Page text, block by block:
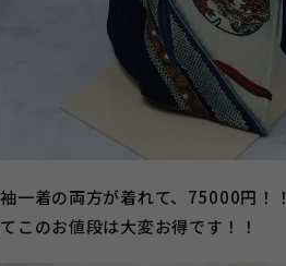
一着の両方が着れて、75000円！！
このお値段は大変お得です！！